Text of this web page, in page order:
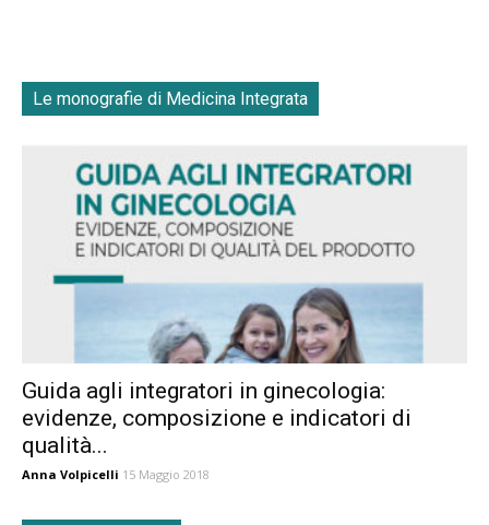
Le monografie di Medicina Integrata
Guida agli integratori in ginecologia:
evidenze, composizione e indicatori di
qualità...
Anna Volpicelli 15 Maggio 2018